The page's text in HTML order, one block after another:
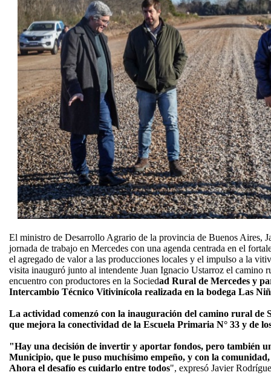
El ministro de Desarrollo Agrario de la provincia de Buenos Aires,
jornada de trabajo en Mercedes con una agenda centrada en el
el agregado de valor a las producciones locales y el impulso a la
visita inauguró junto al intendente Juan Ignacio Ustarroz el camino
encuentro con productores en la Sociedad Rural de Mercedes y
Intercambio Técnico Vitivinícola realizada en la bodega Las
La actividad comenzó con la inauguración del camino rural de
que mejora la conectividad de la Escuela Primaria N° 33 y de
"Hay una decisión de invertir y aportar fondos, pero también
Municipio, que le puso muchísimo empeño, y con la
Ahora el desafío es cuidarlo entre todos", expresó Javier